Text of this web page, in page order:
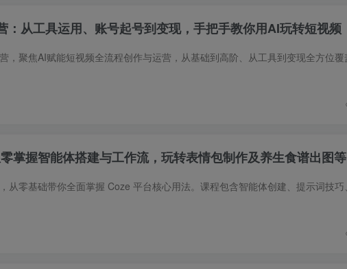
：从工具运用、账号起号到变现，手把手教你用AI玩转短视频
掌握智能体搭建与工作流，玩转表情包制作及养生食谱出图等